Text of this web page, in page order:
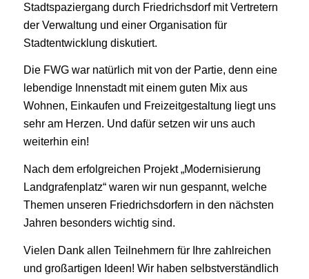
Stadtspaziergang durch Friedrichsdorf mit Vertretern
der Verwaltung und einer Organisation für
Stadtentwicklung diskutiert.
Die FWG war natürlich mit von der Partie, denn eine
lebendige Innenstadt mit einem guten Mix aus
Wohnen, Einkaufen und Freizeitgestaltung liegt uns
sehr am Herzen. Und dafür setzen wir uns auch
weiterhin ein!
Nach dem erfolgreichen Projekt „Modernisierung
Landgrafenplatz“ waren wir nun gespannt, welche
Themen unseren Friedrichsdorfern in den nächsten
Jahren besonders wichtig sind.
Vielen Dank allen Teilnehmern für Ihre zahlreichen
und großartigen Ideen! Wir haben selbstverständlich